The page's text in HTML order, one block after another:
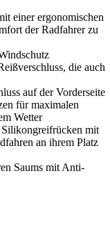
einer ergonomischen
der Radfahrer zu
die auch
auf der Vorderseite
für maximalen
Wetter
mit
an ihrem Platz
Saums mit Anti-